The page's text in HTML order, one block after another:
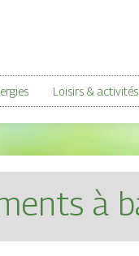
Loisirs & activités
à